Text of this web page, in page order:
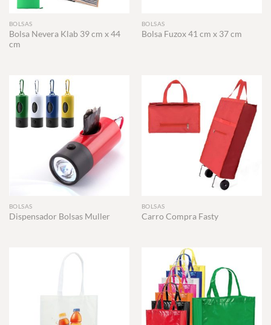
BOLSAS
Bolsa Nevera Klab 39 cm x 44
cm
BOLSAS
Bolsa Fuzox 41 cm x 37 cm
BOLSAS
Dispensador Bolsas Muller
BOLSAS
Carro Compra Fasty